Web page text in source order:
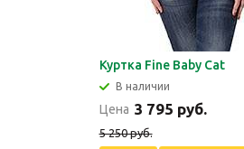
Куртка Fine Baby Cat
В наличии
Цена 3 795 руб.
5 250 руб.